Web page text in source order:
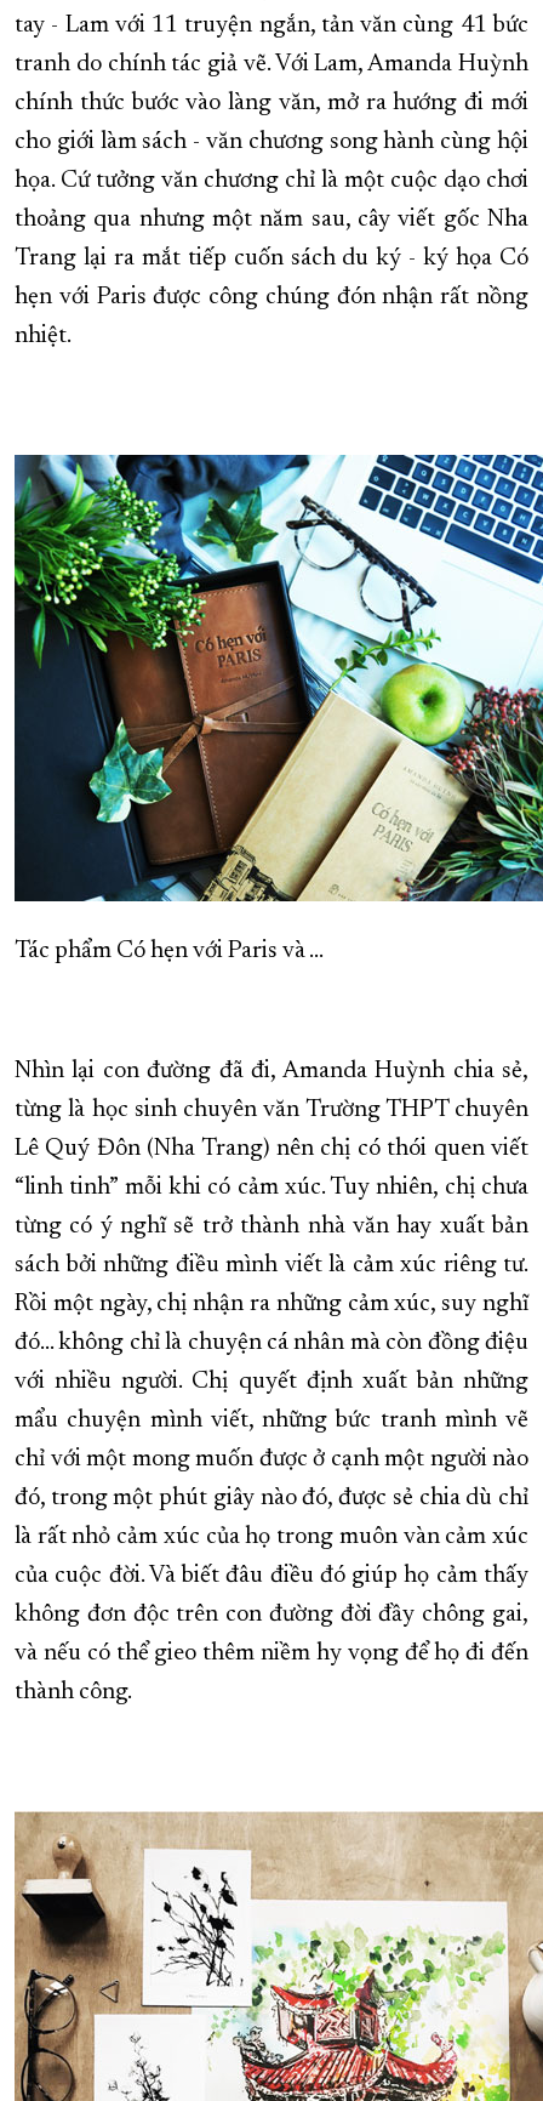
tay - Lam với 11 truyện ngắn, tản văn cùng 41 bức
tranh do chính tác giả vẽ. Với Lam, Amanda Huỳnh
chính thức bước vào làng văn, mở ra hướng đi mới
cho giới làm sách - văn chương song hành cùng hội
họa. Cứ tưởng văn chương chỉ là một cuộc dạo chơi
thoảng qua nhưng một năm sau, cây viết gốc Nha
Trang lại ra mắt tiếp cuốn sách du ký - ký họa Có
hẹn với Paris được công chúng đón nhận rất nồng
nhiệt.
Tác phẩm Có hẹn với Paris và ...
Nhìn lại con đường đã đi, Amanda Huỳnh chia sẻ,
từng là học sinh chuyên văn Trường THPT chuyên
Lê Quý Đôn (Nha Trang) nên chị có thói quen viết
“linh tinh” mỗi khi có cảm xúc. Tuy nhiên, chị chưa
từng có ý nghĩ sẽ trở thành nhà văn hay xuất bản
sách bởi những điều mình viết là cảm xúc riêng tư.
Rồi một ngày, chị nhận ra những cảm xúc, suy nghĩ
đó… không chỉ là chuyện cá nhân mà còn đồng điệu
với nhiều người. Chị quyết định xuất bản những
mẩu chuyện mình viết, những bức tranh mình vẽ
chỉ với một mong muốn được ở cạnh một người nào
đó, trong một phút giây nào đó, được sẻ chia dù chỉ
là rất nhỏ cảm xúc của họ trong muôn vàn cảm xúc
của cuộc đời. Và biết đâu điều đó giúp họ cảm thấy
không đơn độc trên con đường đời đầy chông gai,
và nếu có thể gieo thêm niềm hy vọng để họ đi đến
thành công.